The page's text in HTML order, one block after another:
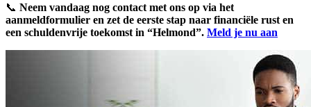
📞 Neem vandaag nog contact met ons op via het
aanmeldformulier en zet de eerste stap naar financiële rust en
een schuldenvrije toekomst in “Helmond”. Meld je nu aan